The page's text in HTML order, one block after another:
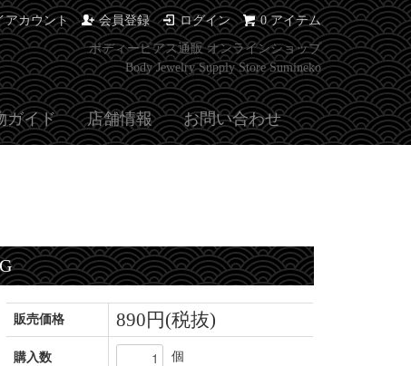
アカウント 会員登録 ログイン 0 アイテム
ボディーピアス通販 オンラインショップ
Body Jewelry Supply Store Sumineko
ガイド 店舗情報 お問い合わせ
販売価格 890円(税抜)
購入数 個